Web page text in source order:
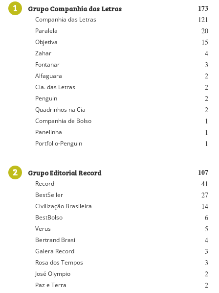
1 173
Grupo Companhia das Letras
121
Companhia das Letras
20
Paralela
15
Objetiva
4
Zahar
3
Fontanar
2
Alfaguara
2
Cia. das Letras
2
Penguin
2
Quadrinhos na Cia
1
Companhia de Bolso
1
Panelinha
1
Portfolio-Penguin
2 107
Grupo Editorial Record
41
Record
27
BestSeller
14
Civilização Brasileira
6
BestBolso
5
Verus
4
Bertrand Brasil
3
Galera Record
3
Rosa dos Tempos
2
José Olympio
2
Paz e Terra